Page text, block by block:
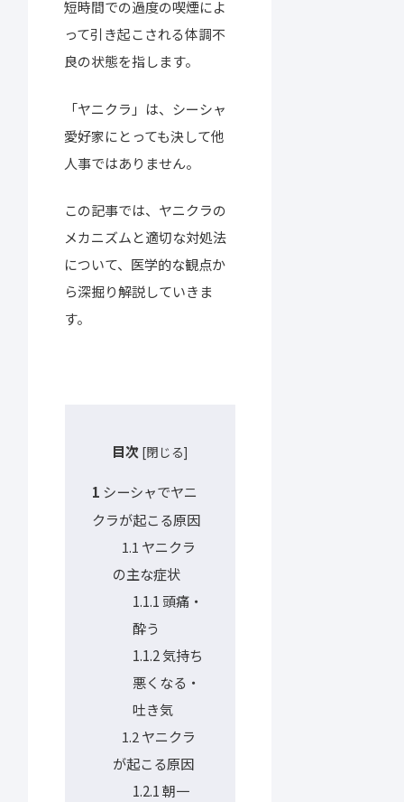
短時間での過度の喫煙によ
って引き起こされる体調不
良の状態を指します。
「ヤニクラ」は、シーシャ
愛好家にとっても決して他
人事ではありません。
この記事では、ヤニクラの
メカニズムと適切な対処法
について、医学的な観点か
ら深掘り解説していきま
す。
目次 [閉じる]
1 シーシャでヤニ
クラが起こる原因
1.1 ヤニクラ
の主な症状
1.1.1 頭痛・
酔う
1.1.2気持ち
悪くなる・
吐き気
1.2 ヤニクラ
が起こる原因
1.2.1朝一